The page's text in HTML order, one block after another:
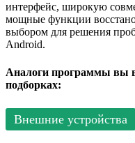
интерфейс, широкую
мощные функции
выбором для решения
Android.
Аналоги программы вы
подборках:
Внешние устройства